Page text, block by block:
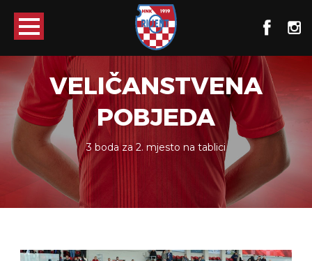
VELIČANSTVENA
POBJEDA
3 boda za 2. mjesto na tablici